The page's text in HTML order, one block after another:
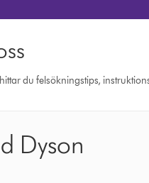
hittar du felsökningstips,
Dyson